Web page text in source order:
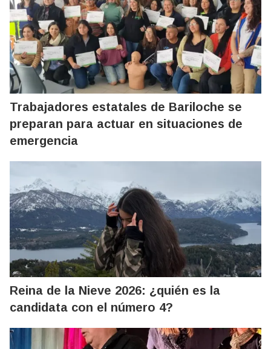
Trabajadores estatales de Bariloche se
preparan para actuar en situaciones de
emergencia
Reina de la Nieve 2026: ¿quién es la
candidata con el número 4?